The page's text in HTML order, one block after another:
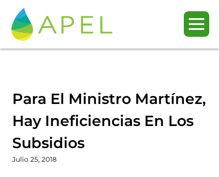
Para El Ministro Martínez,
Hay Ineficiencias En Los
Subsidios
Julio 25, 2018